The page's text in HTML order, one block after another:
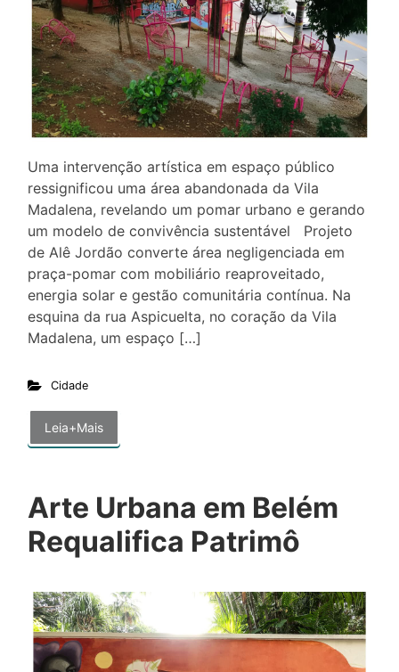
Uma intervenção artística em espaço público
ressignificou uma área abandonada da Vila
Madalena, revelando um pomar urbano e gerando
um modelo de convivência sustentável Projeto
de Alê Jordão converte área negligenciada em
praça-pomar com mobiliário reaproveitado,
energia solar e gestão comunitária contínua. Na
esquina da rua Aspicuelta, no coração da Vila
Madalena, um espaço […]
Cidade
Leia+Mais
Arte Urbana em Belém
Requalifica Patrimô